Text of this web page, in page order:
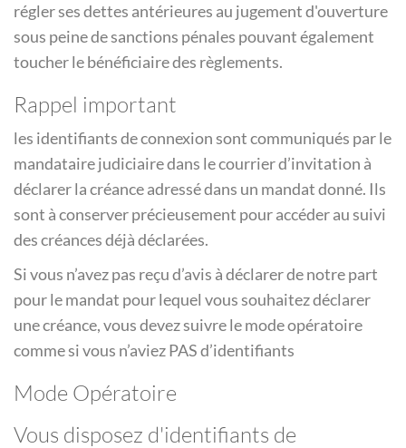
régler ses dettes antérieures au jugement d'ouverture
sous peine de sanctions pénales pouvant également
toucher le bénéficiaire des règlements.
Rappel important
les identifiants de connexion sont communiqués par le
mandataire judiciaire dans le courrier d’invitation à
déclarer la créance adressé dans un mandat donné. Ils
sont à conserver précieusement pour accéder au suivi
des créances déjà déclarées.
Si vous n’avez pas reçu d’avis à déclarer de notre part
pour le mandat pour lequel vous souhaitez déclarer
une créance, vous devez suivre le mode opératoire
comme si vous n’aviez PAS d’identifiants
Mode Opératoire
Vous disposez d'identifiants de